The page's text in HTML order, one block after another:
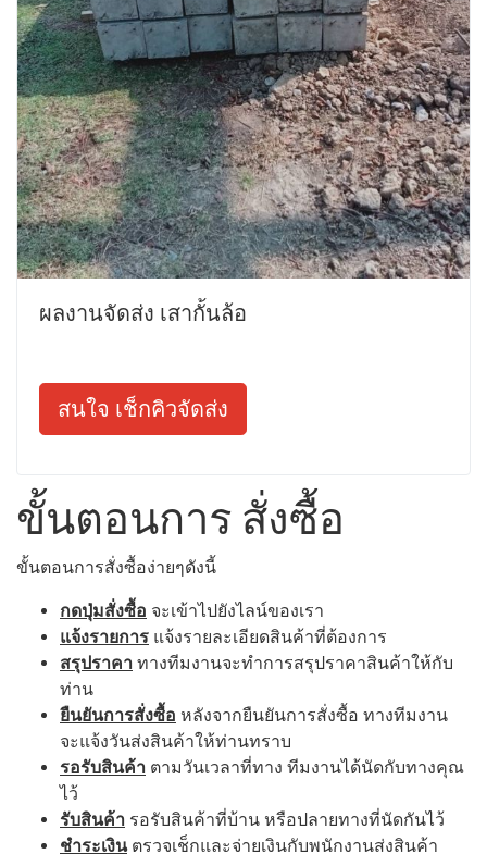
ผลงานจัดส่ง เสากั้นล้อ
สนใจ เช็กคิวจัดส่ง
ขั้นตอนการ สั่งซื้อ
ขั้นตอนการสั่งซื้อง่ายๆดังนี้
กดปุ่มสั่งซื้อ จะเข้าไปยังไลน์ของเรา
แจ้งรายการ แจ้งรายละเอียดสินค้าที่ต้องการ
สรุปราคา ทางทีมงานจะทำการสรุปราคาสินค้าให้กับ
ท่าน
ยืนยันการสั่งซื้อ หลังจากยืนยันการสั่งซื้อ ทางทีมงาน
จะแจ้งวันส่งสินค้าให้ท่านทราบ
รอรับสินค้า ตามวันเวลาที่ทาง ทีมงานได้นัดกับทางคุณ
ไว้
รับสินค้า รอรับสินค้าที่บ้าน หรือปลายทางที่นัดกันไว้
ชำระเงินตรวจเช็กและจ่ายเงินกับพนักงานส่งสินค้า